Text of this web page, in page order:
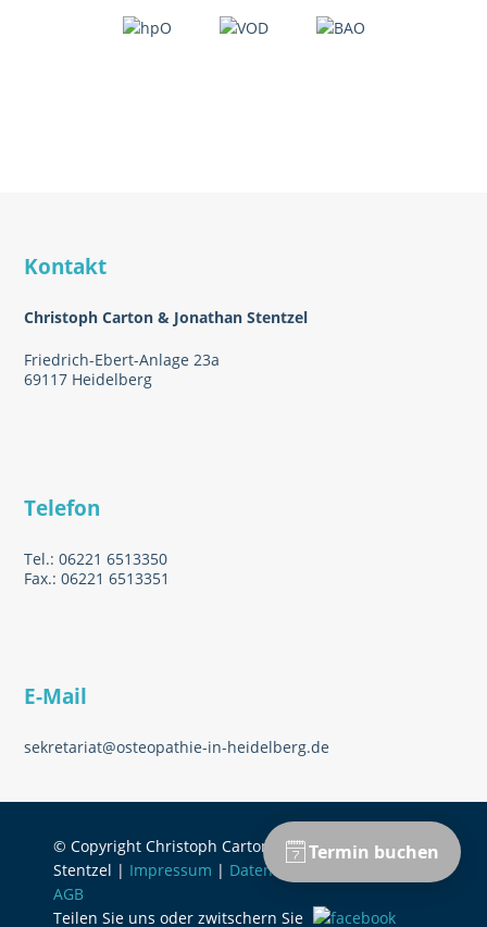
Kontakt
Christoph Carton & Jonathan Stentzel
Friedrich-Ebert-Anlage 23a
69117 Heidelberg
Telefon
Tel.: 06221 6513350
Fax.: 06221 6513351
E-Mail
sekretariat@osteopathie-in-heidelberg.de
© Copyright Christoph Carton & Jonathan
Stentzel | Impressum | Datenschutzerklärung
AGB
Teilen Sie uns oder zwitschern Sie